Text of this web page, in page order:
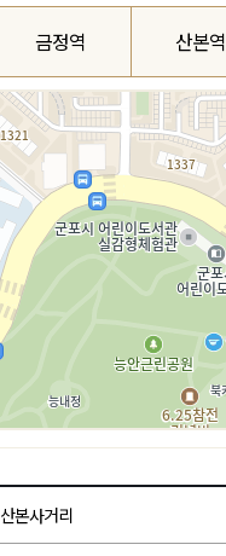
금정역 산본역
산본사거리